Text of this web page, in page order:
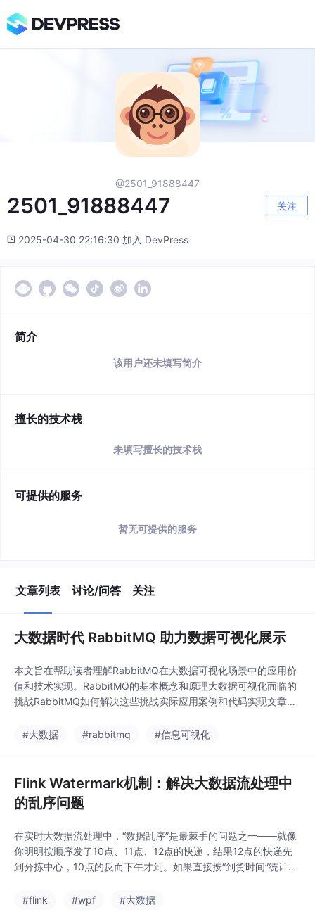
@2501_91888447
2501_91888447 关注
2025-04-30 22:16:30 加入 DevPress
简介
该用户还未填写简介
擅长的技术栈
未填写擅长的技术栈
可提供的服务
暂无可提供的服务
文章列表 讨论/问答 关注
大数据时代 RabbitMQ 助力数据可视化展示
本文旨在帮助读者理解RabbitMQ在大数据可视化场景中的应用价
值和技术实现。RabbitMQ的基本概念和原理大数据可视化面临的
挑战RabbitMQ如何解决这些挑战实际应用案例和代码实现文章将
方案，最后通过实际案例展示完整的实现过程。RabbitMQ：一个
#大数据 #rabbitmq #信息可视化
Flink Watermark机制：解决大数据流处理中
的乱序问题
在实时大数据流处理中，“数据乱序”是最棘手的问题之一——就像
你明明按顺序发了10点、11点、12点的快递，结果12点的快递先
到分拣中心，10点的反而下午才到。如果直接按“到货时间”统计上
解决这个问题而生的：它像一条“时间截止线”，告诉系统“所有事件
#flink #wpf #大数据